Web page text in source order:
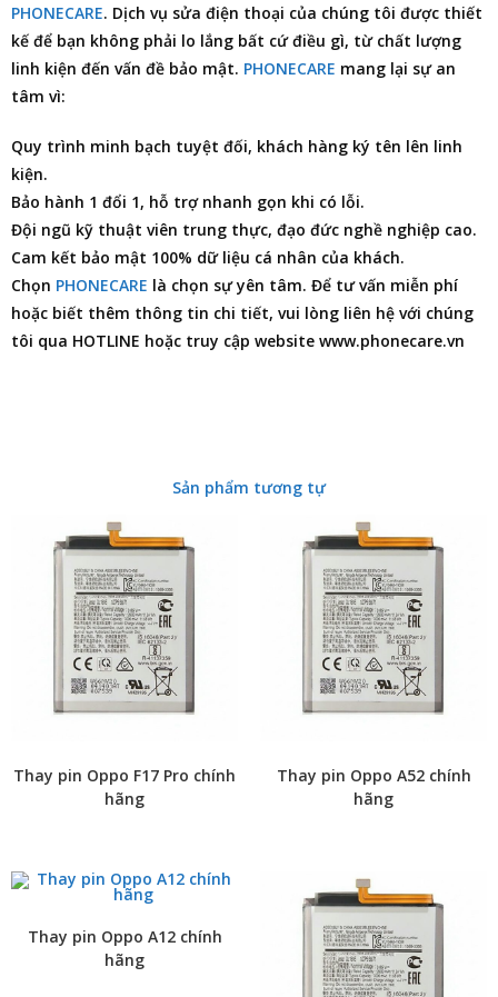
PHONECARE. Dịch vụ sửa điện thoại của chúng tôi được thiết
kế để bạn không phải lo lắng bất cứ điều gì, từ chất lượng
linh kiện đến vấn đề bảo mật. PHONECARE mang lại sự an
tâm vì:
Quy trình minh bạch tuyệt đối, khách hàng ký tên lên linh
kiện.
Bảo hành 1 đổi 1, hỗ trợ nhanh gọn khi có lỗi.
Đội ngũ kỹ thuật viên trung thực, đạo đức nghề nghiệp cao.
Cam kết bảo mật 100% dữ liệu cá nhân của khách.
Chọn PHONECARE là chọn sự yên tâm. Để tư vấn miễn phí
hoặc biết thêm thông tin chi tiết, vui lòng liên hệ với chúng
tôi qua HOTLINE hoặc truy cập website www.phonecare.vn
Sản phẩm tương tự
Thay pin Oppo F17 Pro chính
hãng
Thay pin Oppo A52 chính
hãng
Thay pin Oppo A12 chính
hãng